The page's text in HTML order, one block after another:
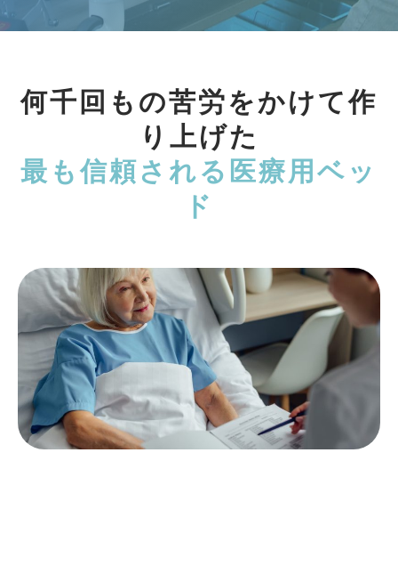
何千回もの苦労をかけて作
り上げた
最も信頼される医療用ベッ
ド